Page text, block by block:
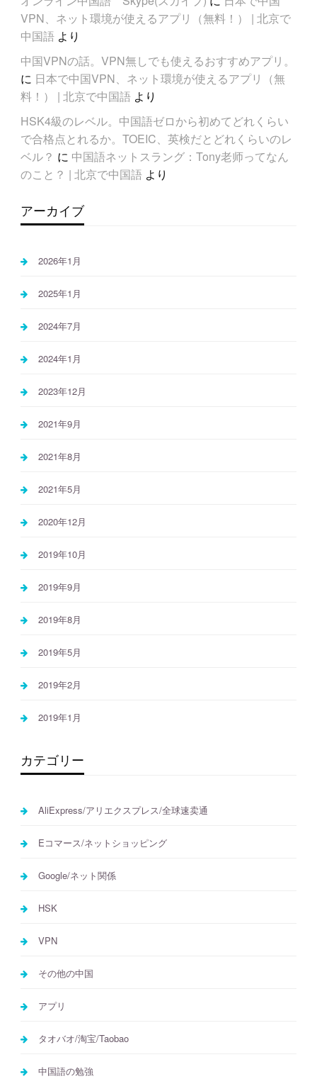
VPN、ネット環境が使えるアプリ（無料！） | 北京で
中国語より
中国VPNの話。VPN無しでも使えるおすすめアプリ。
に 日本で中国VPN、ネット環境が使えるアプリ（無
料！） | 北京で中国語より
HSK4級のレベル。中国語ゼロから初めてどれくらい
で合格点とれるか。TOEIC、英検だとどれくらいのレ
ベル？ に 中国語ネットスラング：Tony老师ってなん
のこと？ | 北京で中国語より
アーカイブ
2026年1月
2025年1月
2024年7月
2024年1月
2023年12月
2021年9月
2021年8月
2021年5月
2020年12月
2019年10月
2019年9月
2019年8月
2019年5月
2019年2月
2019年1月
カテゴリー
AliExpress/アリエクスプレス/全球速卖通
Eコマース/ネットショッピング
Google/ネット関係
HSK
VPN
その他の中国
アプリ
タオバオ/淘宝/Taobao
中国語の勉強